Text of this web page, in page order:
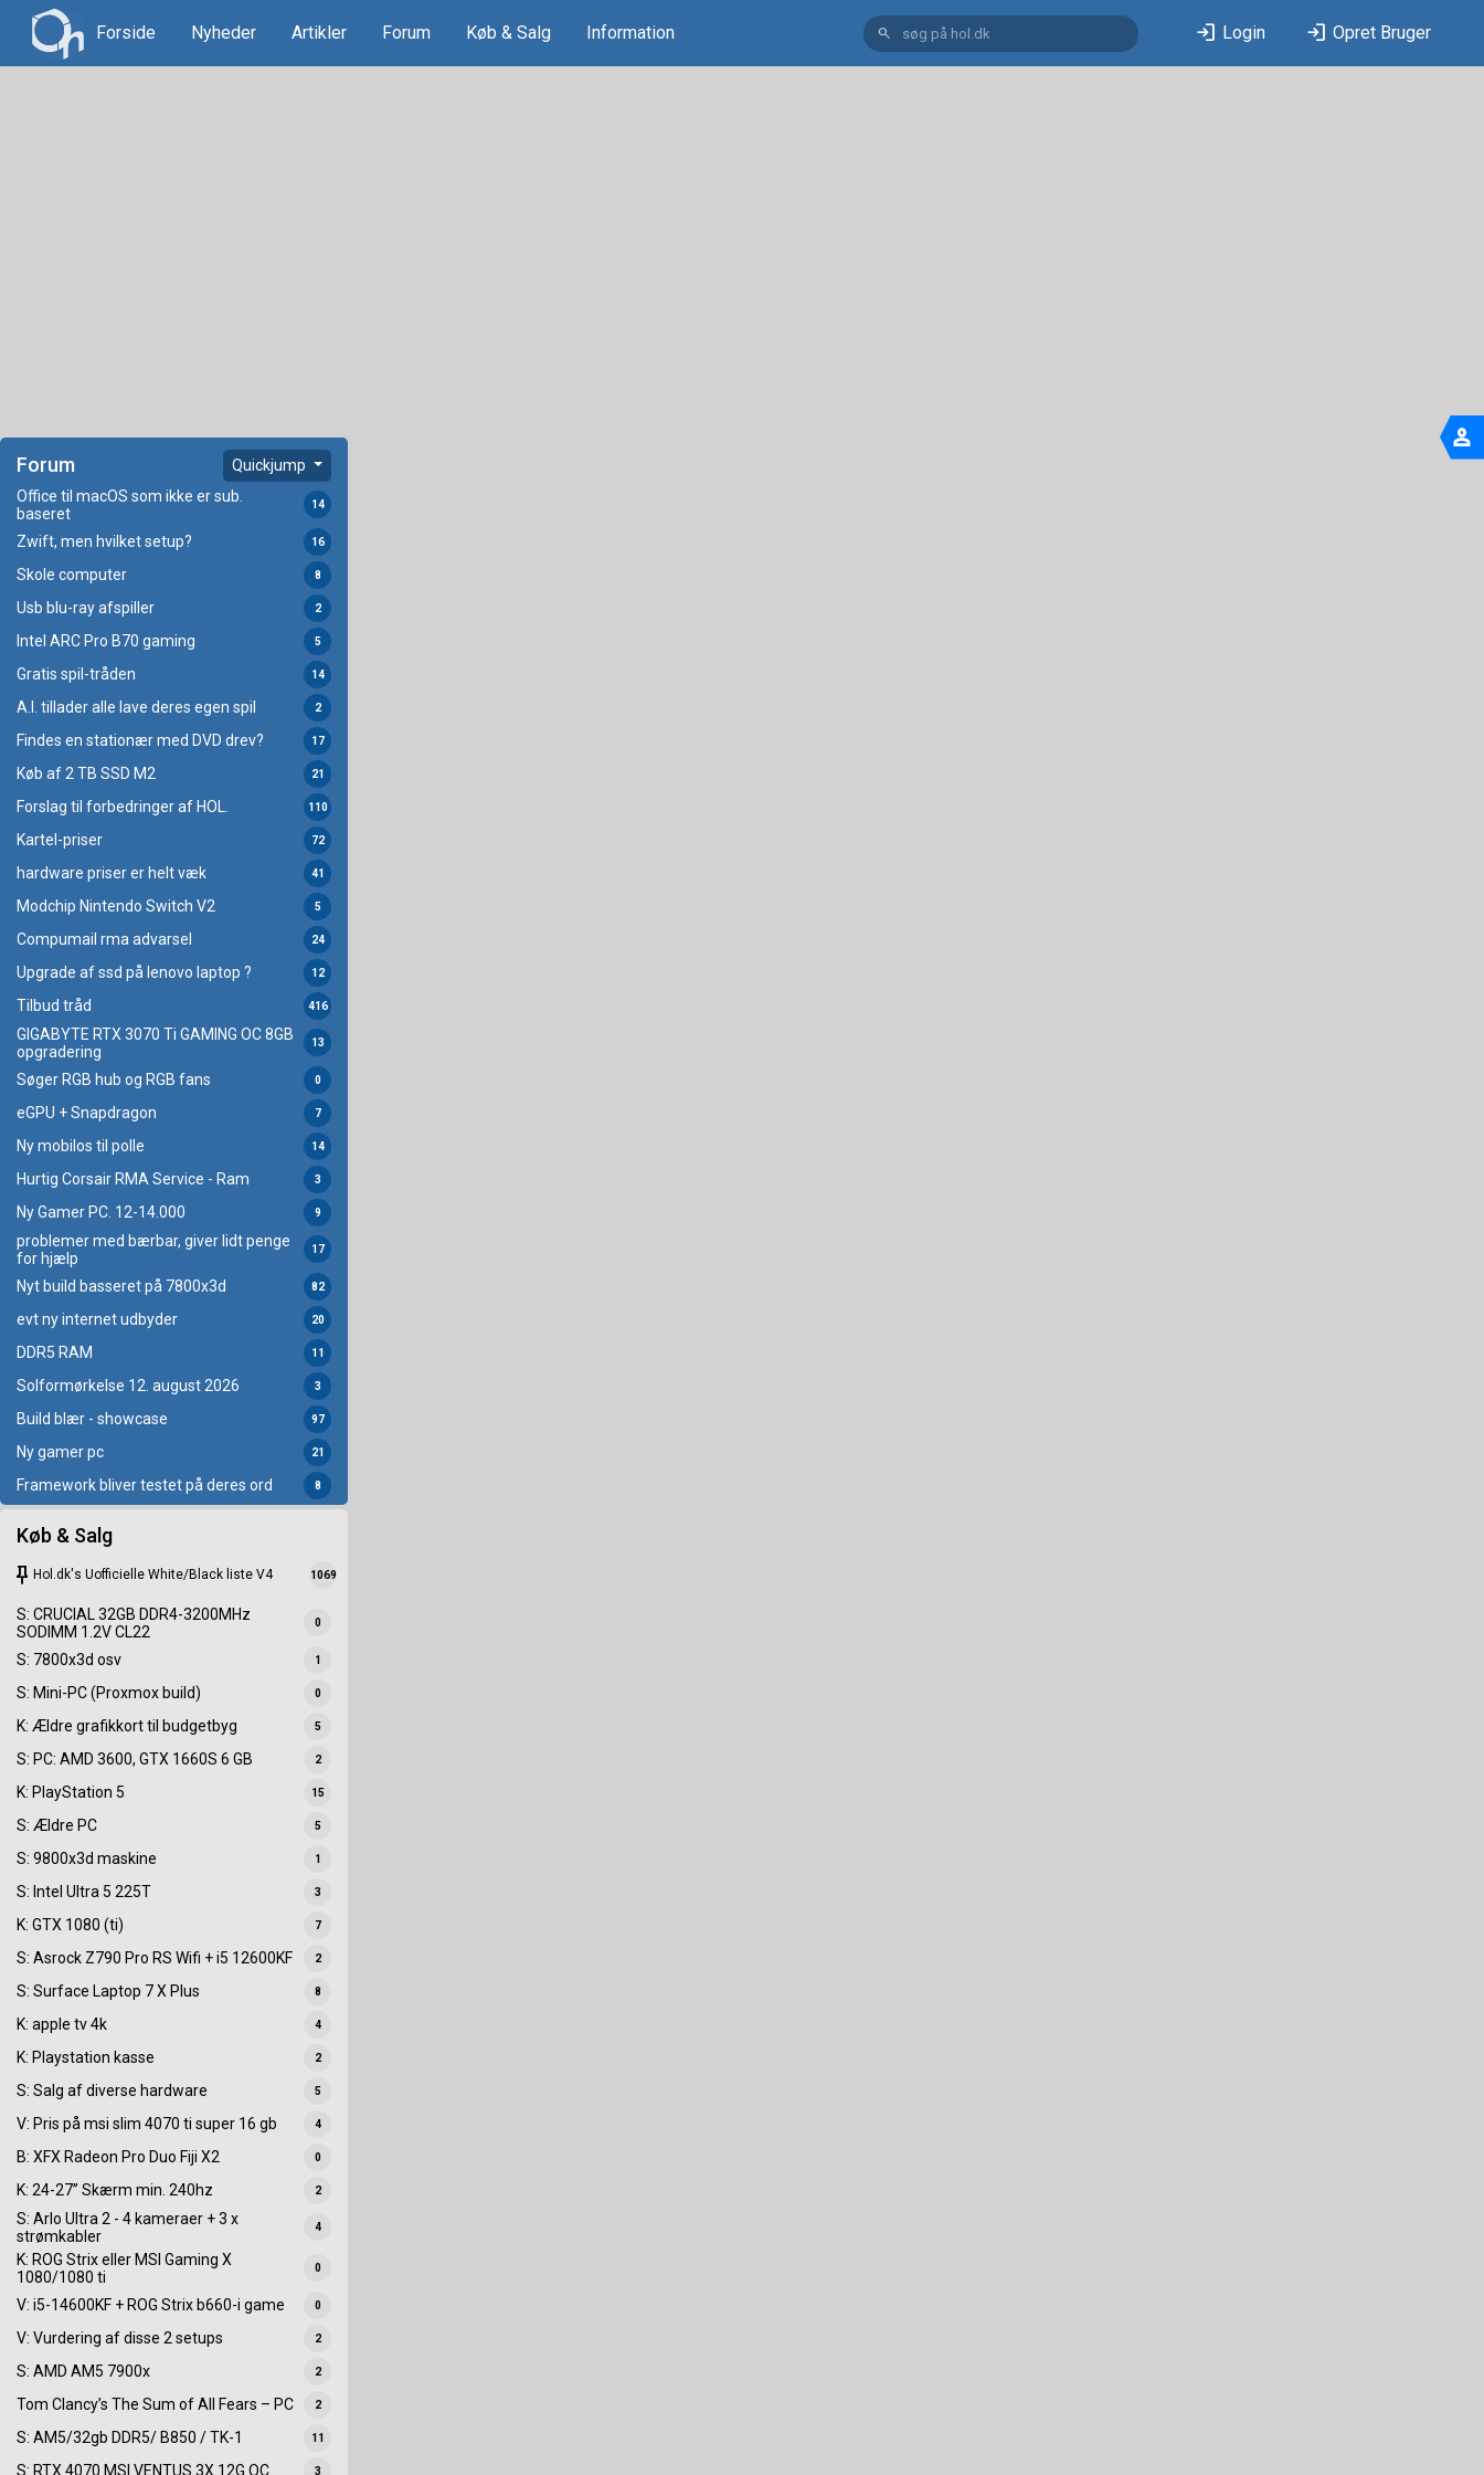
Forside Nyheder Artikler Forum Køb & Salg Information search login Login login Opret Bruger
Forum
Quickjump
Office til macOS som ikke er sub.
baseret
14
Zwift, men hvilket setup? 16
Skole computer 8
Usb blu-ray afspiller 2
Intel ARC Pro B70 gaming 5
Gratis spil-tråden 14
A.I. tillader alle lave deres egen spil 2
Findes en stationær med DVD drev? 17
Køb af 2 TB SSD M2 21
Forslag til forbedringer af HOL. 110
Kartel-priser 72
hardware priser er helt væk 41
Modchip Nintendo Switch V2 5
Compumail rma advarsel 24
Upgrade af ssd på lenovo laptop ? 12
Tilbud tråd 416
GIGABYTE RTX 3070 Ti GAMING OC 8GB
opgradering
13
Søger RGB hub og RGB fans 0
eGPU + Snapdragon 7
Ny mobilos til polle 14
Hurtig Corsair RMA Service - Ram 3
Ny Gamer PC. 12-14.000 9
problemer med bærbar, giver lidt penge
for hjælp
17
Nyt build basseret på 7800x3d 82
evt ny internet udbyder 20
DDR5 RAM 11
Solformørkelse 12. august 2026 3
Build blær - showcase 97
Ny gamer pc 21
Framework bliver testet på deres ord 8
Køb & Salg
keep Hol.dk's Uofficielle White/Black liste V4 1069
S: CRUCIAL 32GB DDR4-3200MHz
SODIMM 1.2V CL22
0
S: 7800x3d osv 1
S: Mini-PC (Proxmox build) 0
K: Ældre grafikkort til budgetbyg 5
S: PC: AMD 3600, GTX 1660S 6 GB 2
K: PlayStation 5 15
S: Ældre PC 5
S: 9800x3d maskine 1
S: Intel Ultra 5 225T 3
K: GTX 1080 (ti) 7
S: Asrock Z790 Pro RS Wifi + i5 12600KF 2
S: Surface Laptop 7 X Plus 8
K: apple tv 4k 4
K: Playstation kasse 2
S: Salg af diverse hardware 5
V: Pris på msi slim 4070 ti super 16 gb 4
B: XFX Radeon Pro Duo Fiji X2 0
K: 24-27” Skærm min. 240hz 2
S: Arlo Ultra 2 - 4 kameraer + 3 x
strømkabler
4
K: ROG Strix eller MSI Gaming X
1080/1080 ti
0
V: i5-14600KF + ROG Strix b660-i game 0
V: Vurdering af disse 2 setups 2
S: AMD AM5 7900x 2
Tom Clancy’s The Sum of All Fears – PC 2
S: AM5/32gb DDR5/ B850 / TK-1 11
S: RTX 4070 MSI VENTUS 3X 12G OC 3
person